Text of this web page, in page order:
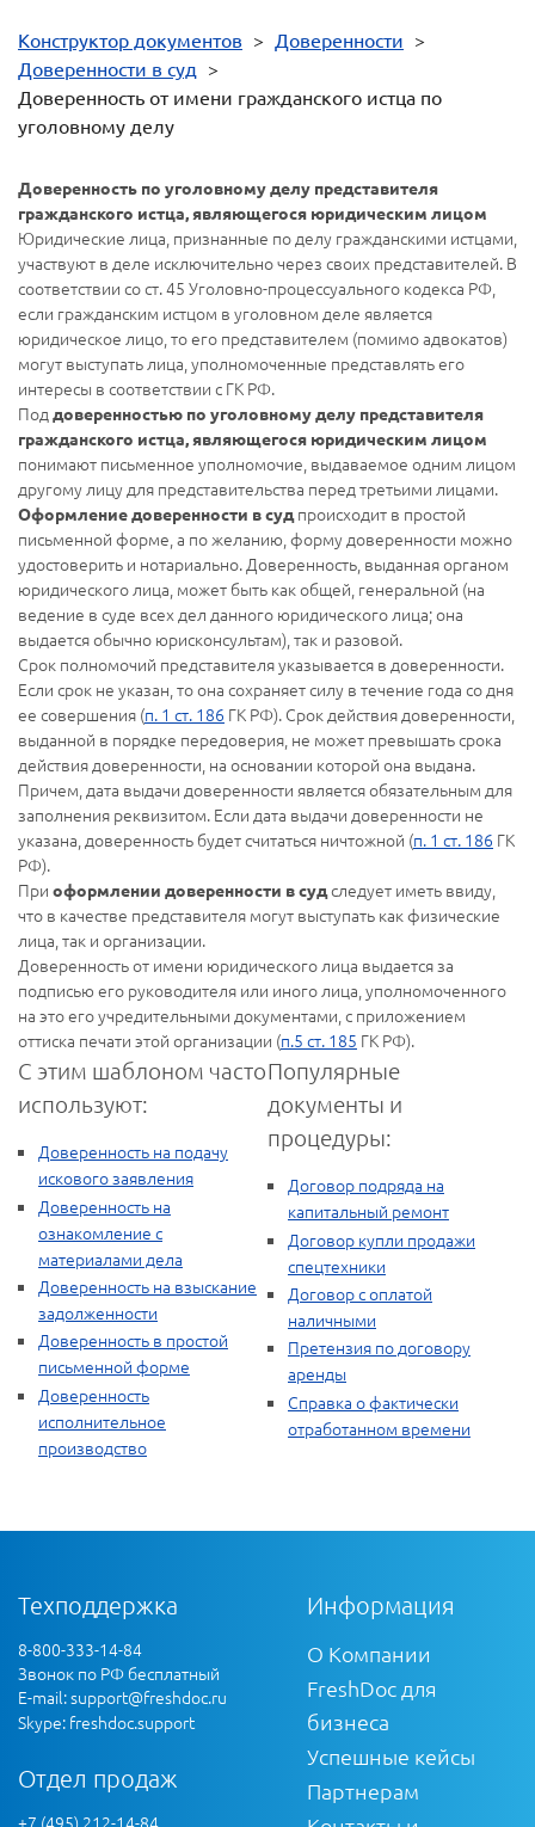
Конструктор документов > Доверенности >
Доверенности в суд >
Доверенность от имени гражданского истца по
уголовному делу
Доверенность по уголовному делу представителя
гражданского истца, являющегося юридическим лицом
Юридические лица, признанные по делу гражданскими истцами,
участвуют в деле исключительно через своих представителей. В
соответствии со ст. 45 Уголовно-процессуального кодекса РФ,
если гражданским истцом в уголовном деле является
юридическое лицо, то его представителем (помимо адвокатов)
могут выступать лица, уполномоченные представлять его
интересы в соответствии с ГК РФ.
Поддоверенностью по уголовному делу представителя
гражданского истца, являющегося юридическим лицом
понимают письменное уполномочие, выдаваемое одним лицом
другому лицу для представительства перед третьими лицами.
Оформление доверенности в судпроисходит в простой
письменной форме, а по желанию, форму доверенности можно
удостоверить и нотариально. Доверенность, выданная органом
юридического лица, может быть как общей, генеральной (на
ведение в суде всех дел данного юридического лица; она
выдается обычно юрисконсультам), так и разовой.
Срок полномочий представителя указывается в доверенности.
Если срок не указан, то она сохраняет силу в течение года со дня
ее совершения (п. 1 ст. 186 ГК РФ). Срок действия доверенности,
выданной в порядке передоверия, не может превышать срока
действия доверенности, на основании которой она выдана.
Причем, дата выдачи доверенности является обязательным для
заполнения реквизитом. Если дата выдачи доверенности не
указана, доверенность будет считаться ничтожной (п. 1 ст. 186 ГК
РФ).
При оформлении доверенности в судследует иметь ввиду,
что в качестве представителя могут выступать как физические
лица, так и организации.
Доверенность от имени юридического лица выдается за
подписью его руководителя или иного лица, уполномоченного
на это его учредительными документами, с приложением
оттиска печати этой организации (п.5 ст. 185 ГК РФ).
С этим шаблоном часто
используют:
Доверенность на подачу
искового заявления
Доверенность на
ознакомление с
материалами дела
Доверенность на взыскание
задолженности
Доверенность в простой
письменной форме
Доверенность
исполнительное
производство
Популярные
документы и
процедуры:
Договор подряда на
капитальный ремонт
Договор купли продажи
спецтехники
Договор с оплатой
наличными
Претензия по договору
аренды
Справка о фактически
отработанном времени
Техподдержка
8-800-333-14-84
Звонок по РФ бесплатный
E-mail:support@freshdoc.ru
Skype: freshdoc.support
Отдел продаж
+7 (495) 212-14-84
Информация
О Компании
FreshDoc для
бизнеса
Успешные кейсы
Партнерам